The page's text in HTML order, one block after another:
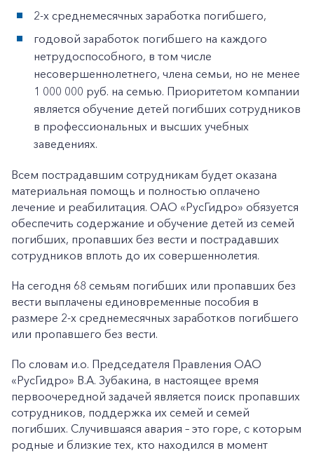
2-х среднемесячных заработка погибшего,
годовой заработок погибшего на каждого
нетрудоспособного, в том числе
несовершеннолетнего, члена семьи, но не менее
1 000 000 руб. на семью. Приоритетом компании
является обучение детей погибших сотрудников
в профессиональных и высших учебных
заведениях.
Всем пострадавшим сотрудникам будет оказана
материальная помощь и полностью оплачено
лечение и реабилитация. ОАО «РусГидро» обязуется
обеспечить содержание и обучение детей из семей
погибших, пропавших без вести и пострадавших
сотрудников вплоть до их совершеннолетия.
На сегодня 68 семьям погибших или пропавших без
вести выплачены единовременные пособия в
размере 2-х среднемесячных заработков погибшего
или пропавшего без вести.
По словам и.о. Председателя Правления ОАО
«РусГидро» В.А. Зубакина, в настоящее время
первоочередной задачей является поиск пропавших
сотрудников, поддержка их семей и семей
погибших. Случившаяся авария – это горе, с которым
родные и близкие тех, кто находился в момент